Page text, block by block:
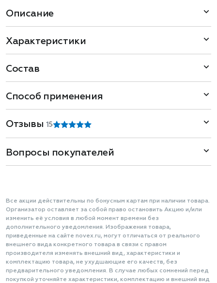
Описание
Характеристики
Состав
Способ применения
Отзывы1 5
Вопросы покупателей
Все акции действительны по бонусным картам при наличии товара.
Организатор оставляет за собой право остановить Акцию и/или
изменить её условия в любой момент времени без
дополнительного уведомления. Изображения товара,
приведенные на сайте novex.ru, могут отличаться от реального
внешнего вида конкретного товара в связи с правом
производителя изменять внешний вид, характеристики и
комплектацию товара, не ухудшающие его качеств, без
предварительного уведомления. В случае любых сомнений перед
покупкой уточняйте характеристики, комплектацию и внешний вид